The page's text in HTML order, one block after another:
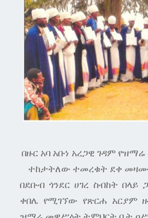
በዙር አባ አቡነ አረጋዊ ገዳም
ተከታትለው ተመረቁት ደቀ
በደቡብ ጎንደር ሀገረ ስብከት በላይ
ቀበሌ የሚገኘው የጽርሐ አርያም